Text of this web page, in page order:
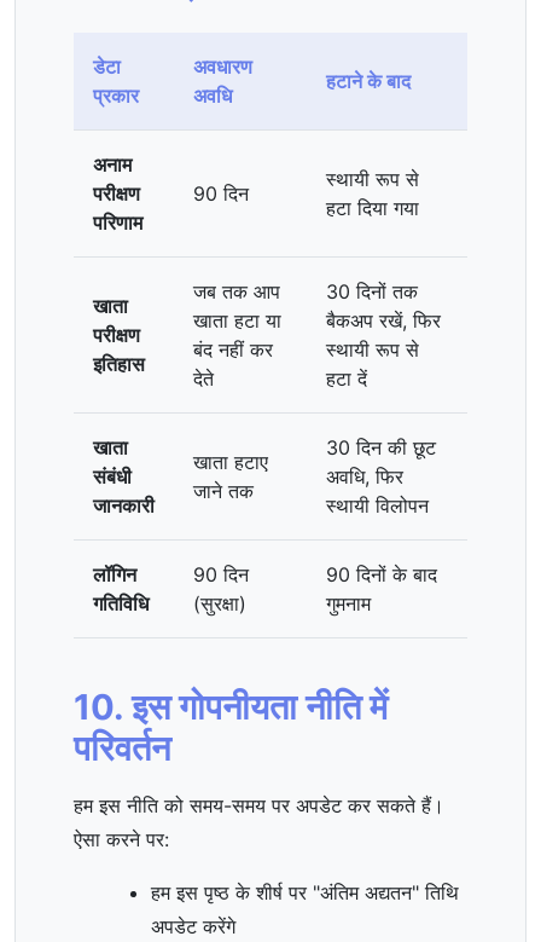
डेटा
प्रकार
अवधारण
अवधि
हटाने के बाद
अनाम
परीक्षण
परिणाम
90 दिन
स्थायी रूप से
हटा दिया गया
खाता
परीक्षण
इतिहास
जब तक आप
खाता हटा या
बंद नहीं कर
देते
30 दिनों तक
बैकअप रखें, फिर
स्थायी रूप से
हटा दें
खाता
संबंधी
जानकारी
खाता हटाए
जाने तक
30 दिन की छूट
अवधि, फिर
स्थायी विलोपन
लॉगिन
गतिविधि
90 दिन
(सुरक्षा)
90 दिनों के बाद
गुमनाम
10. इस गोपनीयता नीति में
परिवर्तन
हम इस नीति को समय-समय पर अपडेट कर सकते हैं।
ऐसा करने पर:
हम इस पृष्ठ के शीर्ष पर "अंतिम अद्यतन" तिथि
अपडेट करेंगे